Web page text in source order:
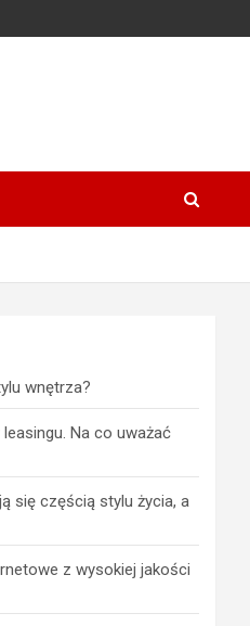
wnętrza?
Na co uważać
się częścią stylu życia, a
z wysokiej jakości